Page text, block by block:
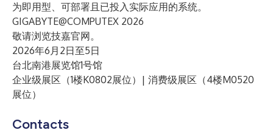
为即用型、可部署且已投入实际应用的系统。
GIGABYTE@COMPUTEX 2026
敬请浏览技嘉官网。
2026年6月2日至5日
台北南港展览馆1号馆
企业级展区（1楼K0802展位）| 消费级展区（4楼M0520
展位）
Contacts